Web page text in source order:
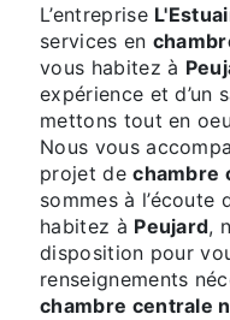
L’entreprise
services en
vous habitez à
expérience et d’un
mettons tout en
Nous vous
projet dechambre
sommes à l’écoute
habitez à Peujard,
disposition pour
renseignements
chambre centrale